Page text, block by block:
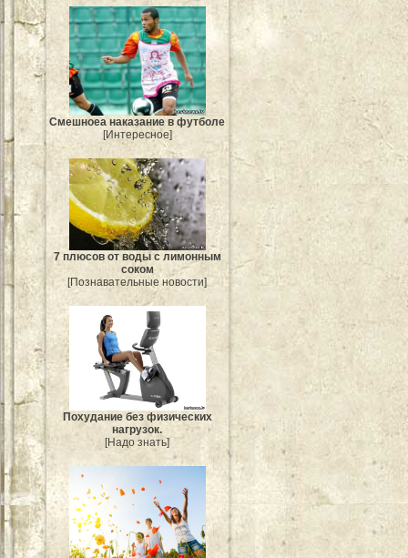
Смешноеа наказание в футболе
[Интересное]
7 плюсов от воды с лимонным
соком
[Познавательные новости]
Похудание без физических
нагрузок.
[Надо знать]